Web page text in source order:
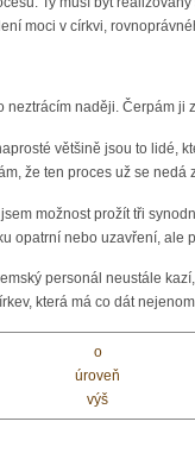
moci v církvi,
neztrácím naději. Čerpám ji
většině jsou to lidé,
že ten proces už se nedá
možnost prožít tři
opatrní nebo uzavření, ale
personál neustále
která má co dát
o
úroveň
výš